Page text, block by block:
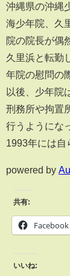
沖縄県の沖縄
海少年院、久
院の院長が偶
久里浜と転勤
年院の慰問の
以後、少年院
刑務所や拘置
行うようにな
1993年には自
powered by
共有:
Facebook
いいね: